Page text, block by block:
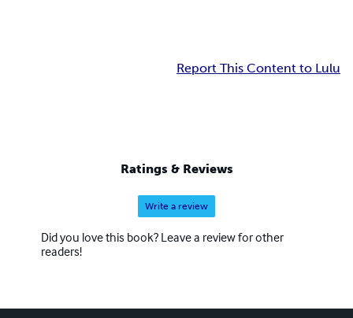
Report This Content to Lulu
Ratings & Reviews
Write a review
Did you love this book? Leave a review for other
readers!